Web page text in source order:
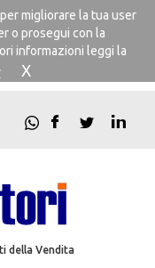
migliorare la tua user
o prosegui con la
informazioni leggi la
X
della Vendita